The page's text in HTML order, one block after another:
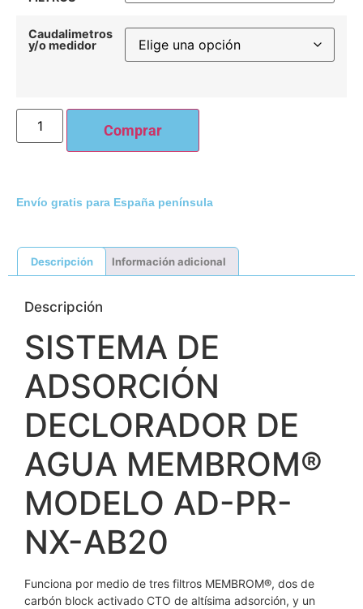
Caudalimetros
y/o medidor
Comprar
Envío gratis para España península
Descripción Información adicional
Descripción
SISTEMA DE
ADSORCIÓN
DECLORADOR DE
AGUA MEMBROM®
MODELO AD-PR-
NX-AB20
Funciona por medio de tres filtros MEMBROM®, dos de
carbón block activado CTO de altísima adsorción, y un